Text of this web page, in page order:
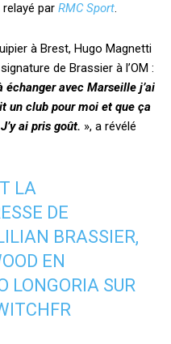
par RMC Sport.
à Brest, Hugo Magnetti
de Brassier à l’OM :
échanger avec Marseille j’ai
un club pour moi et que ça
ai pris goût. », a révélé
LA
DE
BRASSIER,
EN
LONGORIA SUR